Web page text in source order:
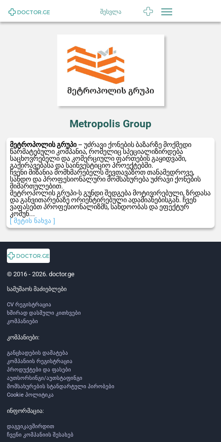
შესვლა
Metropolis Group
მეტროპოლის გრუპი – უძრავი ქონების ბაზარზე მოქმედი
წარმატებული კომპანია, რომელიც სპეციალიზირდება
საცხოვრებელი და კომერციული ფართების გაყიდვაში,
გაქირავებასა და საინვესტიციო პროექტებში.
ჩვენი მიზანია მომხმარებელს შევთავაზოთ თანამედროვე,
სანდო და პროფესიონალური მომსახურება უძრავი ქონების
მიმართულებით.
მეტროპოლის გრუპი-ს გუნდი შედგება მოტივირებული, ზრდასა
და განვითარებაზე ორიენტირებული ადამიანებისგან. ჩვენ
ვაფასებთ პროფესიონალიზმს, სანდოობას და ეფექტურ
კომუნ...
[ მეტის ნახვა ]
© 2016 - 2026. doctor.ge
სამუშაოს მაძიებლები
CV რეგისტრაცია
ხშირად დასმული კითხვები
კომპანიები
კომპანიები:
განცხადების დამატება
კომპანიის რეგისტრაცია
პროდუქტები და ფასები
აუთსორსინგი/აუთსტაფინგი
მომსახურების სტანდარტული პირობები
Cookie პოლიტიკა
ინფორმაცია:
დაგვიკავშირდით
ჩვენი კომპანიის შესახებ